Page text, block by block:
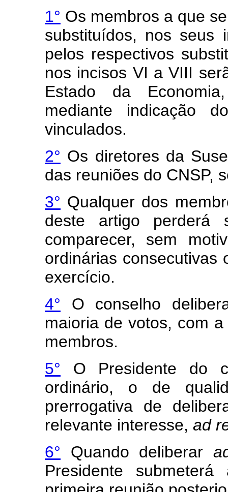
1° Os membros a que
substituídos, nos seus
pelos respectivos
nos incisos VI a VIII
Estado da
mediante indicação
vinculados.
2° Os diretores da
das reuniões do CNSP,
3° Qualquer dos
deste artigo perderá
comparecer, sem
ordinárias consecutivas
exercício.
4° O conselho
maioria de votos, com
membros.
5° O Presidente do
ordinário, o de
prerrogativa de
relevante interesse, ad
6° Quando deliberar
Presidente